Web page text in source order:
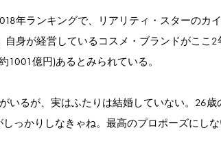
年ランキングで、リアリティ・スターのカイ
身が経営しているコスメ・ブランドがここ2
億円)あるとみられている。
いるが、実はふたりは結婚していない。26歳
っかりしなきゃね。最高のプロポーズにし